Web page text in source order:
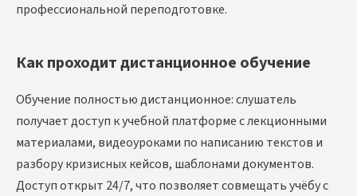
профессиональной переподготовке.
Как проходит дистанционное обучение
Обучение полностью дистанционное: слушатель
получает доступ к учебной платформе с лекционными
материалами, видеоуроками по написанию текстов и
разбору кризисных кейсов, шаблонами документов.
Доступ открыт 24/7, что позволяет совмещать учёбу с